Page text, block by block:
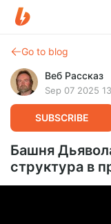
Go to blog
Веб Рассказ
Sep 07 2025
SUBSCRIBE
Башня
структура в